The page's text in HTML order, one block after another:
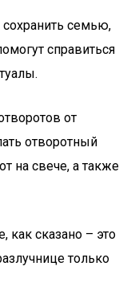
сохранить семью,
справиться
от
отворотный
на свече, а также
как сказано – это
только